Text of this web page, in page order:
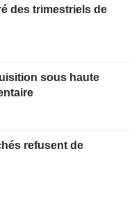
des trimestriels de
sous haute
refusent de